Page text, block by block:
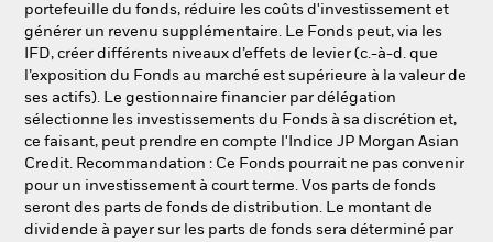
portefeuille du fonds, réduire les coûts d'investissement et
générer un revenu supplémentaire. Le Fonds peut, via les
IFD, créer différents niveaux d’effets de levier (c.-à-d. que
l’exposition du Fonds au marché est supérieure à la valeur de
ses actifs). Le gestionnaire financier par délégation
sélectionne les investissements du Fonds à sa discrétion et,
ce faisant, peut prendre en compte l'Indice JP Morgan Asian
Credit. Recommandation : Ce Fonds pourrait ne pas convenir
pour un investissement à court terme. Vos parts de fonds
seront des parts de fonds de distribution. Le montant de
dividende à payer sur les parts de fonds sera déterminé par